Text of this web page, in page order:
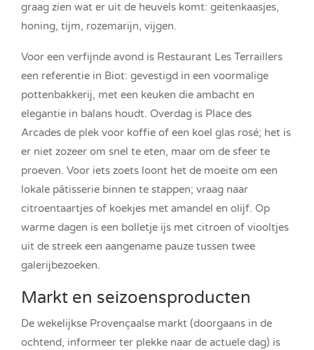
graag zien wat er uit de heuvels komt: geitenkaasjes,
honing, tijm, rozemarijn, vijgen.
Voor een verfijnde avond is Restaurant Les Terraillers
een referentie in Biot: gevestigd in een voormalige
pottenbakkerij, met een keuken die ambacht en
elegantie in balans houdt. Overdag is Place des
Arcades de plek voor koffie of een koel glas rosé; het is
er niet zozeer om snel te eten, maar om de sfeer te
proeven. Voor iets zoets loont het de moeite om een
lokale pâtisserie binnen te stappen; vraag naar
citroentaartjes of koekjes met amandel en olijf. Op
warme dagen is een bolletje ijs met citroen of viooltjes
uit de streek een aangename pauze tussen twee
galerijbezoeken.
Markt en seizoensproducten
De wekelijkse Provençaalse markt (doorgaans in de
ochtend, informeer ter plekke naar de actuele dag) is